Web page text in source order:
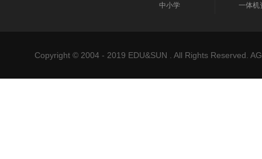
中小学 一体机
Copyright © 2004 - 2019 EDU&SUN . All Rights Reserved.